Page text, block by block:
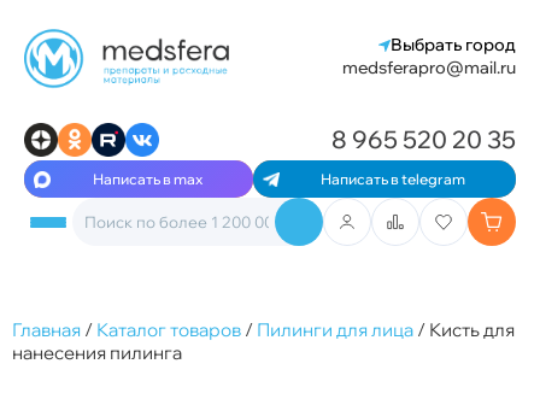
Выбрать город
medsferapro@mail.ru
Написать в max Написать в telegram
8 965 520 20 35
Главная / Каталог товаров / Пилинги для лица / Кисть для
нанесения пилинга